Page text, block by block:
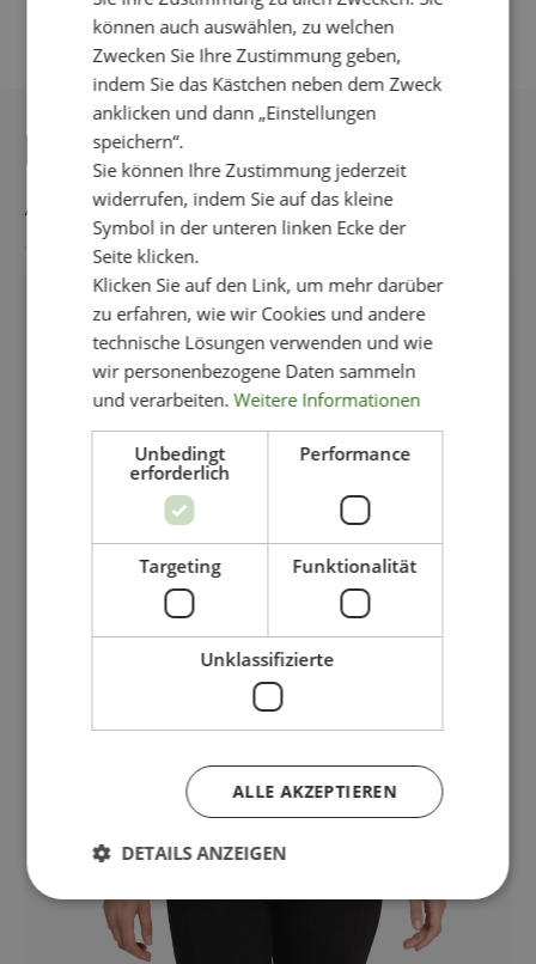
DAS KÖNNTE IHNEN
AUCH GEFALLEN
können auch auswählen, zu welchen
Zwecken Sie Ihre Zustimmung geben,
indem Sie das Kästchen neben dem Zweck
anklicken und dann „Einstellungen
speichern“.
Sie können Ihre Zustimmung jederzeit
widerrufen, indem Sie auf das kleine
Symbol in der unteren linken Ecke der
Seite klicken.
Klicken Sie auf den Link, um mehr darüber
zu erfahren, wie wir Cookies und andere
technische Lösungen verwenden und wie
wir personenbezogene Daten sammeln
und verarbeiten.Weitere Informationen
Unbedingt
erforderlich
Performance
Targeting Funktionalität
Unklassifizierte
ALLE AKZEPTIEREN
DETAILS ANZEIGEN